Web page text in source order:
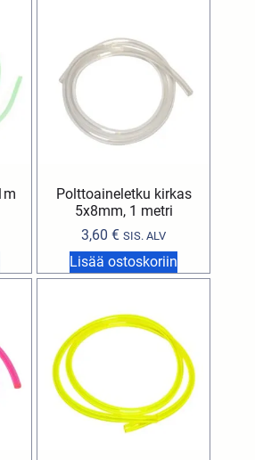
Polttoaineletku kirkas
5x8mm, 1 metri
3,60€ SIS. ALV
Lisää ostoskoriin